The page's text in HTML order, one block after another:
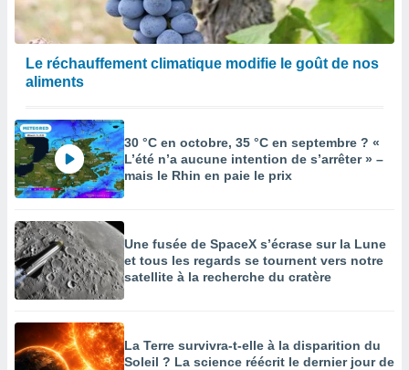
Le réchauffement climatique modifie le goût de nos
aliments
30 °C en octobre, 35 °C en septembre ? «
L’été n’a aucune intention de s’arrêter » –
mais le Rhin en paie le prix
Une fusée de SpaceX s’écrase sur la Lune
et tous les regards se tournent vers notre
satellite à la recherche du cratère
La Terre survivra-t-elle à la disparition du
Soleil ? La science réécrit le dernier jour de